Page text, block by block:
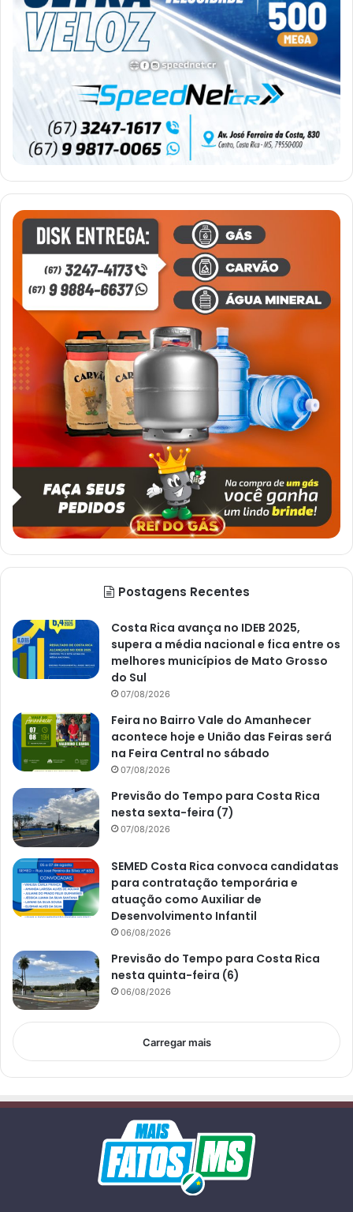
Postagens Recentes
Costa Rica avança no IDEB 2025,
supera a média nacional e fica entre os
melhores municípios de Mato Grosso
do Sul
07/08/2026
Feira no Bairro Vale do Amanhecer
acontece hoje e União das Feiras será
na Feira Central no sábado
07/08/2026
Previsão do Tempo para Costa Rica
nesta sexta-feira (7)
07/08/2026
SEMED Costa Rica convoca candidatas
para contratação temporária e
atuação como Auxiliar de
Desenvolvimento Infantil
06/08/2026
Previsão do Tempo para Costa Rica
nesta quinta-feira (6)
06/08/2026
Carregar mais